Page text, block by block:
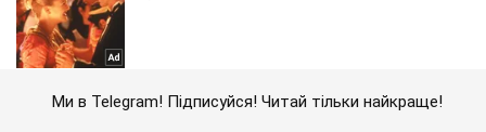
Ми в Telegram! Підписуйся! Читай тільки найкраще!